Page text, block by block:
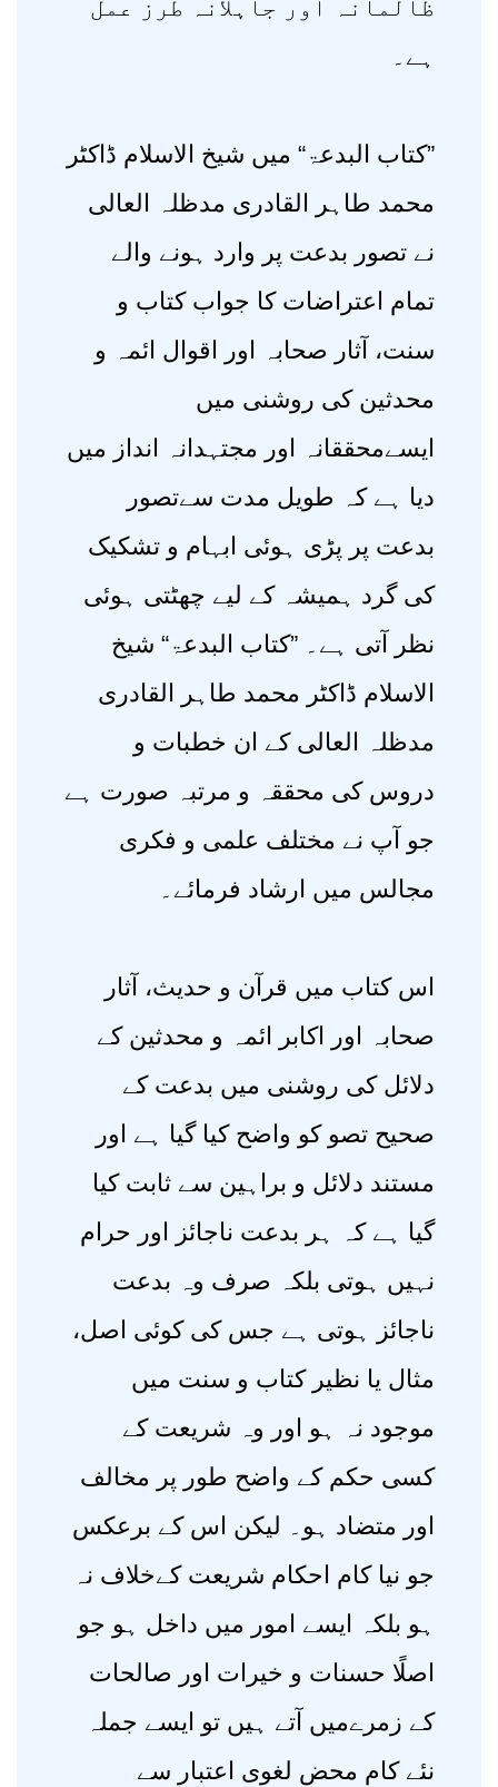
ظالمانہ اور جاہلانہ طرز عمل
ہے۔
”کتاب البدعۃ“ میں شیخ الاسلام ڈاکٹر
محمد طاہر القادری مدظلہ العالی
نے تصور بدعت پر وارد ہونے والے
تمام اعتراضات کا جواب کتاب و
سنت، آثار صحابہ اور اقوال ائمہ و
محدثین کی روشنی میں
ایسےمحققانہ اور مجتہدانہ انداز میں
دیا ہے کہ طویل مدت سےتصور
بدعت پر پڑی ہوئی ابہام و تشکیک
کی گرد ہمیشہ کے لیے چھٹتی ہوئی
نظر آتی ہے۔ ”کتاب البدعۃ“ شیخ
الاسلام ڈاکٹر محمد طاہر القادری
مدظلہ العالی کے ان خطبات و
دروس کی محققہ و مرتبہ صورت ہے
جو آپ نے مختلف علمی و فکری
مجالس میں ارشاد فرمائے۔
اس کتاب میں قرآن و حدیث، آثار
صحابہ اور اکابر ائمہ و محدثین کے
دلائل کی روشنی میں بدعت کے
صحیح تصو کو واضح کیا گیا ہے اور
مستند دلائل و براہین سے ثابت کیا
گیا ہے کہ ہر بدعت ناجائز اور حرام
نہیں ہوتی بلکہ صرف وہ بدعت
ناجائز ہوتی ہے جس کی کوئی اصل،
مثال یا نظیر کتاب و سنت میں
موجود نہ ہو اور وہ شریعت کے
کسی حکم کے واضح طور پر مخالف
اور متضاد ہو۔ لیکن اس کے برعکس
جو نیا کام احکام شریعت کےخلاف نہ
ہو بلکہ ایسے امور میں داخل ہو جو
اصلًا حسنات و خیرات اور صالحات
کے زمرےمیں آتے ہیں تو ایسے جملہ
نئے کام محض لغوی اعتبار سے